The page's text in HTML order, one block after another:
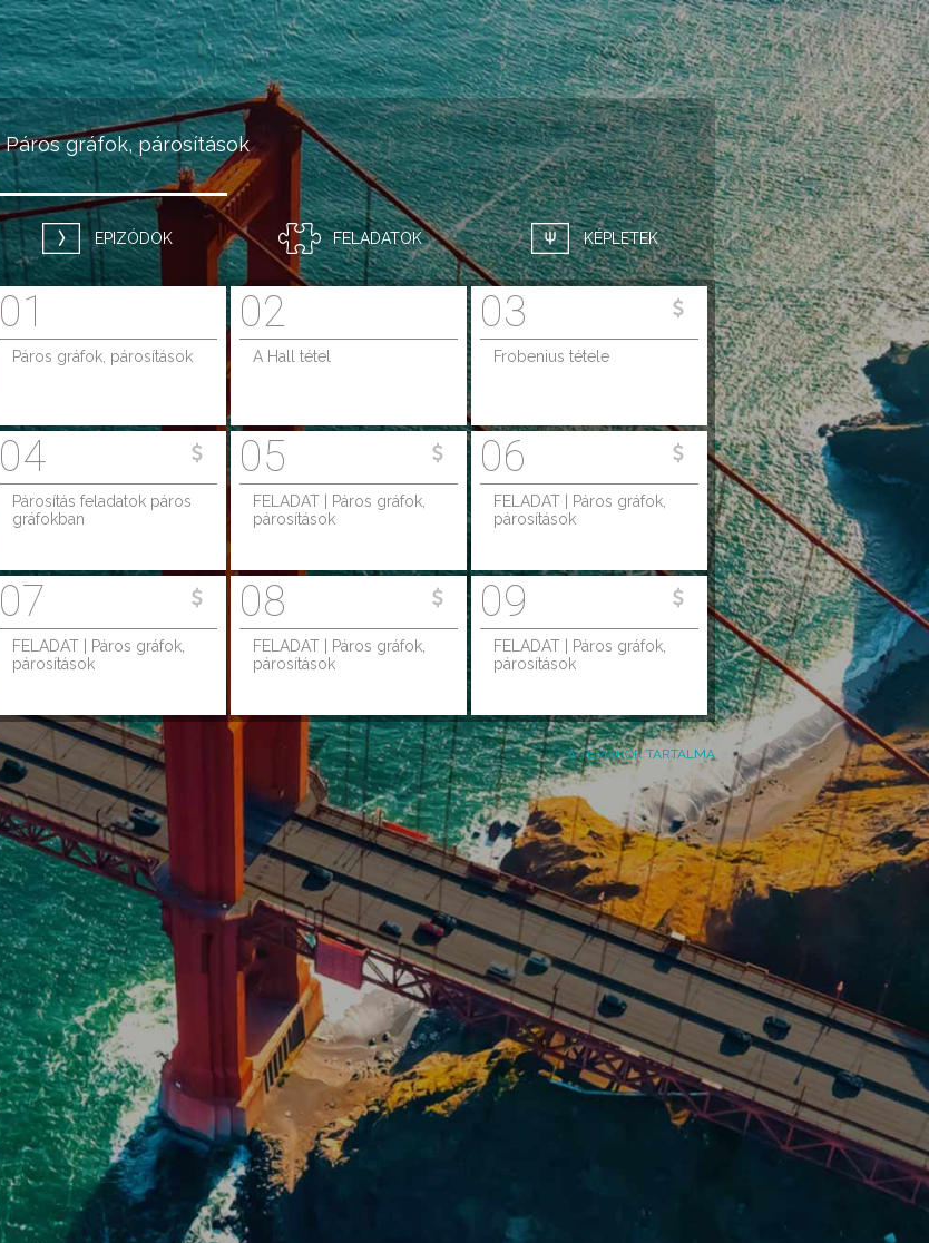
Jump to navigation
Páros gráfok, párosítások
EPIZÓDOK FELADATOK KÉPLETEK
01
Páros gráfok, párosítások
02
A Hall tétel
03
Frobenius tétele
04
Párosítás feladatok páros
gráfokban
05
FELADAT | Páros gráfok,
párosítások
06
FELADAT | Páros gráfok,
párosítások
07
FELADAT | Páros gráfok,
párosítások
08
FELADAT | Páros gráfok,
párosítások
09
FELADAT | Páros gráfok,
párosítások
A TÉMAKÖR TARTALMA